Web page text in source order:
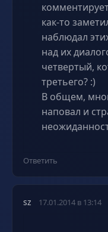
как-то
наблюдал
над их
четвертый,
третьего? :)
В общем,
наповал и
Ответить
sz 17.01.2014 в 13:14